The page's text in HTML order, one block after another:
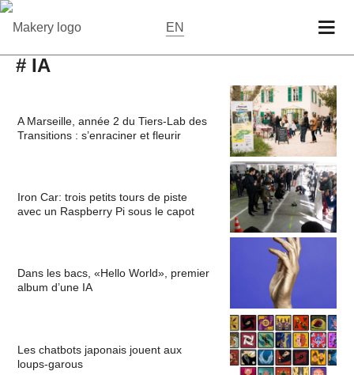
EN
# IA
A Marseille, année 2 du Tiers-Lab des
Transitions : s’enraciner et fleurir
Iron Car: trois petits tours de piste
avec un Raspberry Pi sous le capot
Dans les bacs, «Hello World», premier
album d’une IA
Les chatbots japonais jouent aux
loups-garous